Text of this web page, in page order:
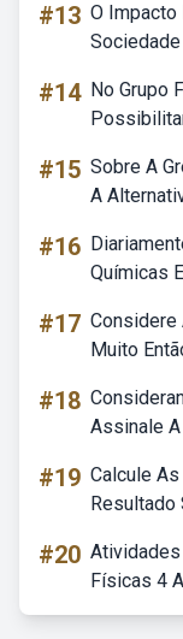
#13 O
#14 No Grupo
#15 Sobre A
A
#16
Químicas
#17 Considere
Muito
#18
Assinale
#19 Calcule
Resultado
#20
Físicas 4